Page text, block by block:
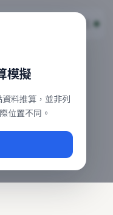
涵蓋自強、普悠瑪、
站即時動態
模擬
料推算，並非列
位置不同。